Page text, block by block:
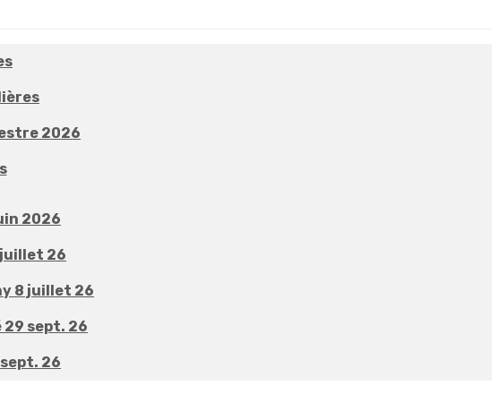
2026
2026
juillet 26
8 juillet 26
29 sept. 26
26